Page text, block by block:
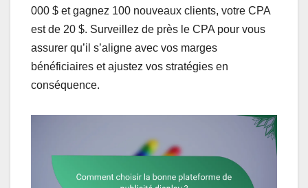
000 $ et gagnez 100 nouveaux clients, votre CPA
est de 20 $. Surveillez de près le CPA pour vous
assurer qu’il s’aligne avec vos marges
bénéficiaires et ajustez vos stratégies en
conséquence.